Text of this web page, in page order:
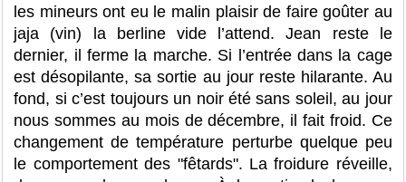
les mineurs ont eu le malin plaisir de faire goûter au
jaja (vin) la berline vide l’attend. Jean reste le
dernier, il ferme la marche. Si l’entrée dans la cage
est désopilante, sa sortie au jour reste hilarante. Au
fond, si c’est toujours un noir été sans soleil, au jour
nous sommes au mois de décembre, il fait froid. Ce
changement de température perturbe quelque peu
le comportement des "fêtards". La froidure réveille,